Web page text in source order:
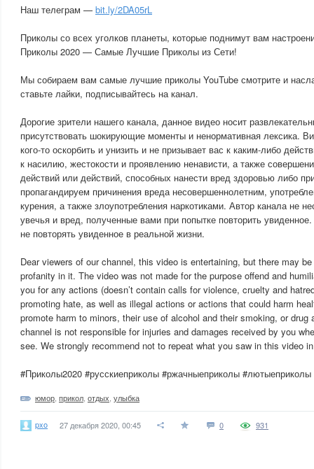
Наш телеграм — bit.ly/2DA05rL
Приколы со всех уголков планеты, которые поднимут вам
Приколы 2020 — Самые Лучшие Приколы из Сети!
Мы собираем вам самые лучшие приколы YouTube смотрите и
ставьте лайки, подписывайтесь на канал.
Дорогие зрители нашего канала, данное видео носит
присутствовать шокирующие моменты и ненормативная лексика.
кого-то оскорбить и унизить и не призывает вас к каким-либо
к насилию, жестокости и проявлению ненависти, а также
действий или действий, способных нанести вред здоровью либо
пропагандируем причинения вреда несовершеннолетним,
курения, а также злоупотребления наркотиками. Автор канала не
увечья и вред, полученные вами при попытке повторить
не повторять увиденное в реальной жизни.
Dear viewers of our channel, this video is entertaining, but there may
profanity in it. The video was not made for the purpose offend and
you for any actions (doesn’t contain calls for violence, cruelty and
promoting hate, as well as illegal actions or actions that could harm
promote harm to minors, their use of alcohol and their smoking, or drug
channel is not responsible for injuries and damages received by you
see. We strongly recommend not to repeat what you saw in this video
#Приколы2020 #русскиеприколы #ржачныеприколы
юмор прикол отдых улыбка
pxo 27 декабря 2020, 00:45 0 931